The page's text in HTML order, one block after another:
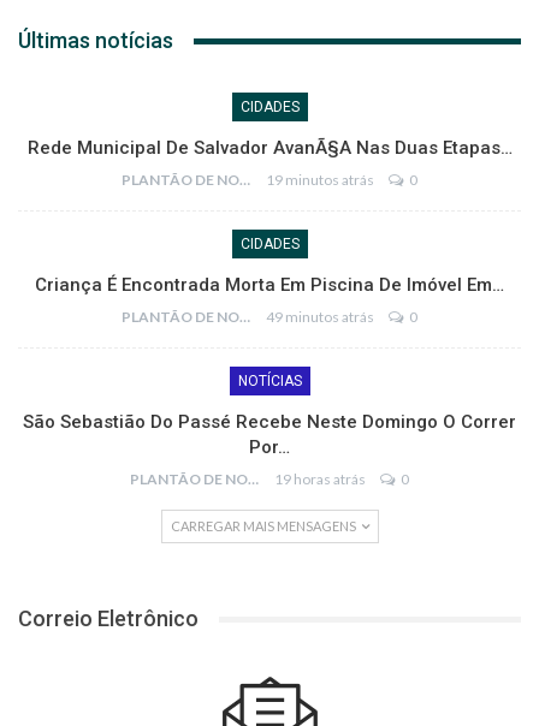
Últimas notícias
CIDADES
Rede Municipal De Salvador AvanÃ§a Nas Duas Etapas…
PLANTÃO DE NOTÍCIAS 19 minutos atrás 0
CIDADES
Criança É Encontrada Morta Em Piscina De Imóvel Em…
PLANTÃO DE NOTÍCIAS 49 minutos atrás 0
NOTÍCIAS
São Sebastião Do Passé Recebe Neste Domingo O Correr
Por…
PLANTÃO DE NOTÍCIAS 19 horas atrás 0
CARREGAR MAIS MENSAGENS
Correio Eletrônico